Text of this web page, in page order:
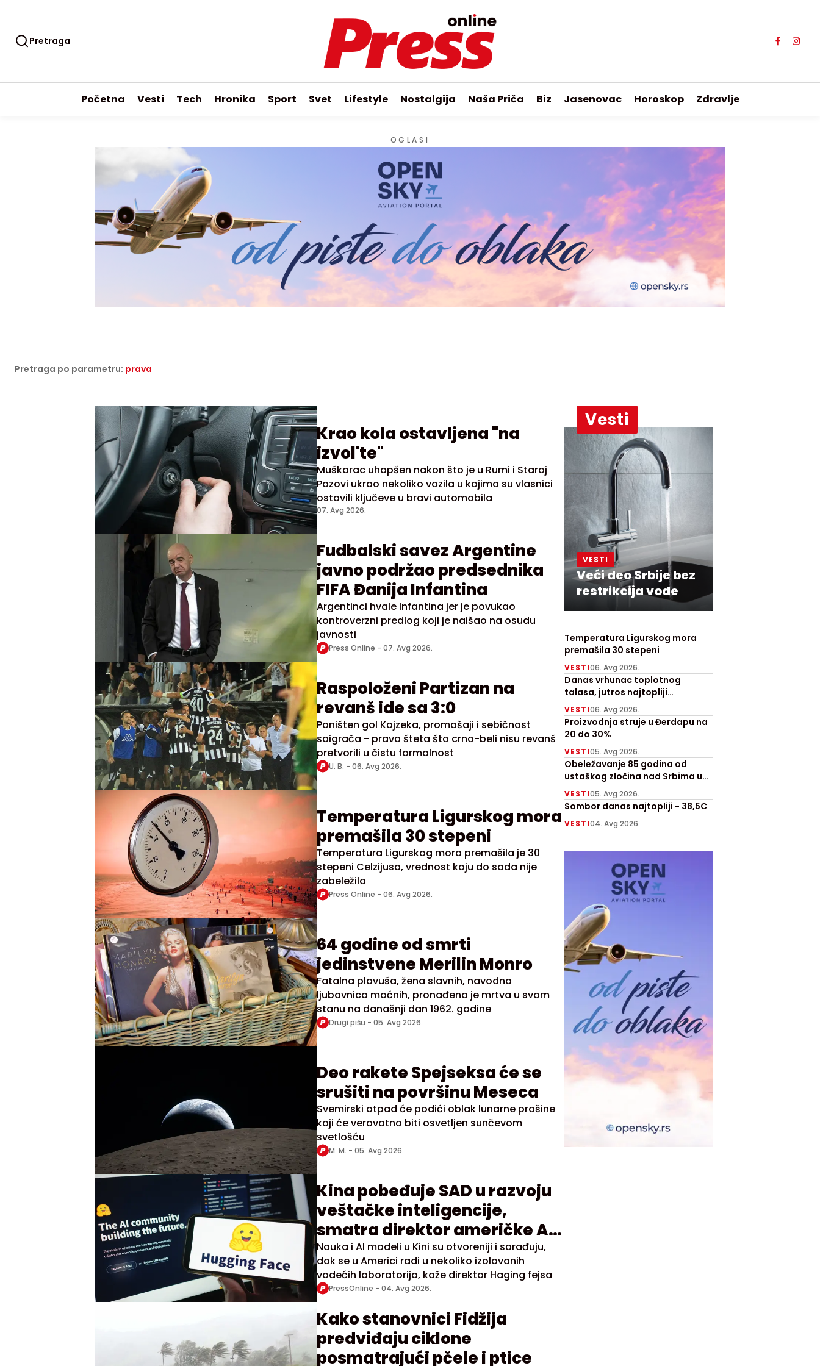
Pretraga
Početna Vesti Tech Hronika Sport Svet Lifestyle Nostalgija Naša Priča Biz Jasenovac Horoskop Zdravlje
OGLASI
Pretraga po parametru: prava
Krao kola ostavljena "na
izvol'te"
Muškarac uhapšen nakon što je u Rumi i Staroj
Pazovi ukrao nekoliko vozila u kojima su vlasnici
ostavili ključeve u bravi automobila
07. Avg 2026.
Fudbalski savez Argentine
javno podržao predsednika
FIFA Đanija Infantina
Argentinci hvale Infantina jer je povukao
kontroverzni predlog koji je naišao na osudu
javnosti
Press Online - 07. Avg 2026.
Raspoloženi Partizan na
revanš ide sa 3:0
Poništen gol Kojzeka, promašaji i sebičnost
saigrača - prava šteta što crno-beli nisu revanš
pretvorili u čistu formalnost
U. B. - 06. Avg 2026.
Temperatura Ligurskog mora
premašila 30 stepeni
Temperatura Ligurskog mora premašila je 30
stepeni Celzijusa, vrednost koju do sada nije
zabeležila
Press Online - 06. Avg 2026.
64 godine od smrti
jedinstvene Merilin Monro
Fatalna plavuša, žena slavnih, navodna
ljubavnica moćnih, pronađena je mrtva u svom
stanu na današnji dan 1962. godine
Drugi pišu - 05. Avg 2026.
Deo rakete Spejseksa će se
srušiti na površinu Meseca
Svemirski otpad će podići oblak lunarne prašine
koji će verovatno biti osvetljen sunčevom
svetlošću
M. M. - 05. Avg 2026.
Kina pobeđuje SAD u razvoju
veštačke inteligencije,
smatra direktor američke AI
kompanije
Nauka i AI modeli u Kini su otvoreniji i sarađuju,
dok se u Americi radi u nekoliko izolovanih
vodećih laboratorija, kaže direktor Haging fejsa
PressOnline - 04. Avg 2026.
Kako stanovnici Fidžija
predviđaju ciklone
posmatrajući pčele i ptice
Vesti
VESTI
Veći deo Srbije bez
restrikcija vode
Temperatura Ligurskog mora
premašila 30 stepeni
VESTI06. Avg 2026.
Danas vrhunac toplotnog
talasa, jutros najtopliji
Zrenjanjin sa 30 stepeni
VESTI06. Avg 2026.
Proizvodnja struje u Đerdapu na
20 do 30%
VESTI05. Avg 2026.
Obeležavanje 85 godina od
ustaškog zločina nad Srbima u
Prebilovcima
VESTI05. Avg 2026.
Sombor danas najtopliji - 38,5C
VESTI04. Avg 2026.